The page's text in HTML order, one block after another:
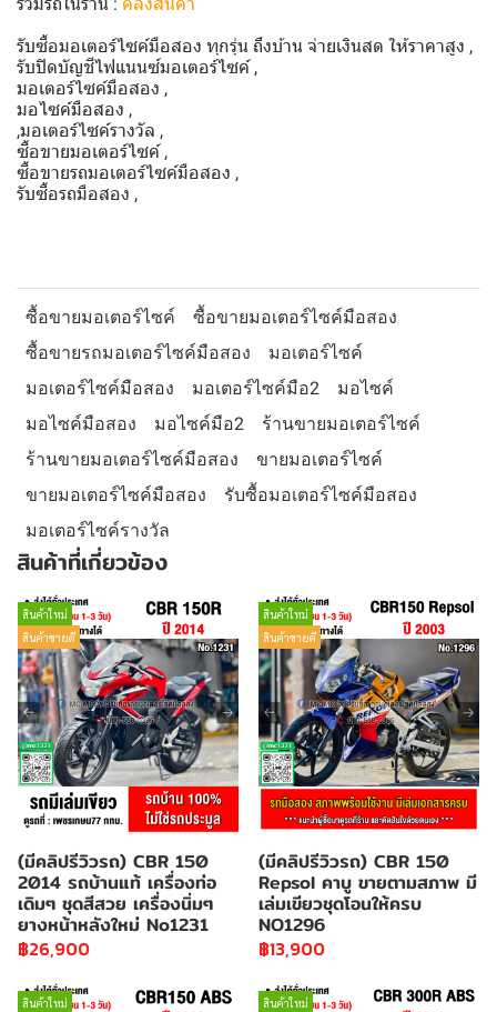
รับซื้อมอเตอร์ไซค์มือสอง ทุกรุ่น ถึงบ้าน จ่ายเงินสด ให้ราคาสูง ,
รับปิดบัญชีไฟแนนซ์มอเตอร์ไซค์ ,
มอเตอร์ไซค์มือสอง ,
มอไซค์มือสอง ,
,มอเตอร์ไซค์รางวัล ,
ซื้อขายมอเตอร์ไซค์ ,
ซื้อขายรถมอเตอร์ไซค์มือสอง ,
รับซื้อรถมือสอง ,
ซื้อขายมอเตอร์ไซค์
ซื้อขายมอเตอร์ไซค์มือสอง
ซื้อขายรถมอเตอร์ไซค์มือสอง
มอเตอร์ไซค์
มอเตอร์ไซค์มือสอง
มอเตอร์ไซค์มือ2
มอไซค์
มอไซค์มือสอง
มอไซค์มือ2
ร้านขายมอเตอร์ไซค์
ร้านขายมอเตอร์ไซค์มือสอง
ขายมอเตอร์ไซค์
ขายมอเตอร์ไซค์มือสอง
รับซื้อมอเตอร์ไซค์มือสอง
มอเตอร์ไซค์รางวัล
สินค้าที่เกี่ยวข้อง
สินค้าใหม่
สินค้าขายดี
(มีคลิปรีวิวรถ) CBR 150
2014 รถบ้านแท้ เครื่องท่อ
เดิมๆ ชุดสีสวย เครื่องนิ่มๆ
ยางหน้าหลังใหม่ No1231
฿26,900
สินค้าใหม่
สินค้าขายดี
(มีคลิปรีวิวรถ) CBR 150
Repsol คาบู ขายตามสภาพ มี
เล่มเขียวชุดโอนให้ครบ
NO1296
฿13,900
สินค้าใหม่
สินค้าใหม่